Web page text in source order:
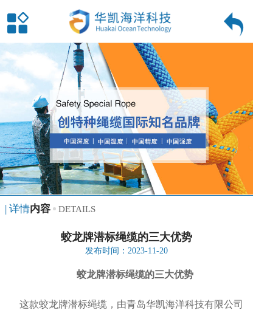
| 详情内容 DETAILS
蛟龙牌潜标绳缆的三大优势
发布时间：2023-11-20
蛟龙牌潜标绳缆的三大优势
这款蛟龙牌潜标绳缆，由青岛华凯海洋科技有限公司